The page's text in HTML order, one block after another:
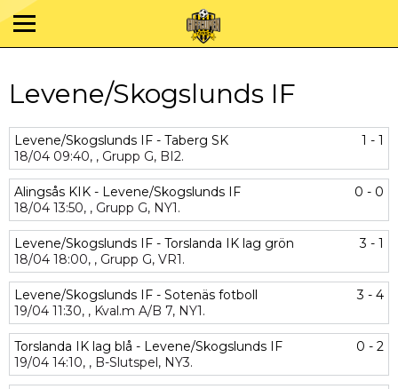
Levene/Skogslunds IF
Levene/Skogslunds IF - Taberg SK
1 - 1
18/04 09:40, , Grupp G, BI2.
Alingsås KIK - Levene/Skogslunds IF
0 - 0
18/04 13:50, , Grupp G, NY1.
Levene/Skogslunds IF - Torslanda IK lag grön
3 - 1
18/04 18:00, , Grupp G, VR1.
Levene/Skogslunds IF - Sotenäs fotboll
3 - 4
19/04 11:30, , Kval.m A/B 7, NY1.
Torslanda IK lag blå - Levene/Skogslunds IF
0 - 2
19/04 14:10, , B-Slutspel, NY3.